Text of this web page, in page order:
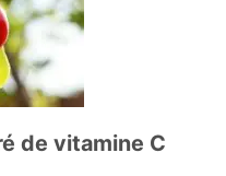
de vitamine C